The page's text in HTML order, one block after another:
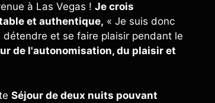
à Las Vegas ! Je crois
et authentique, « Je suis donc
et se faire plaisir pendant le
de l'autonomisation, du plaisir et
Séjour de deux nuits pouvant